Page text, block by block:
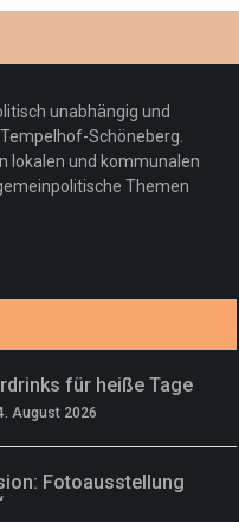
23. Juli 2026
Summer Sale und
19. Juli 2026– Neue EU-
14. Juni
zur Fußball-WM
unabhängig und
Schöneberg.
lokalen und kommunalen
Themen
für heiße Tage
August 2026
Fotoausstellung